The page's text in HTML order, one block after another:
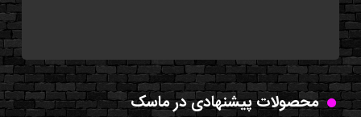
محصولات پیشنهادی در ماسک